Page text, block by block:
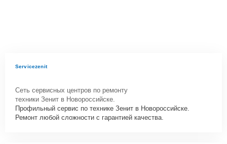
Servicezenit
Сеть сервисных центров по ремонту
техники Зенит в Новороссийске.
Профильный сервис по технике Зенит в Новороссийске.
Ремонт любой сложности с гарантией качества.